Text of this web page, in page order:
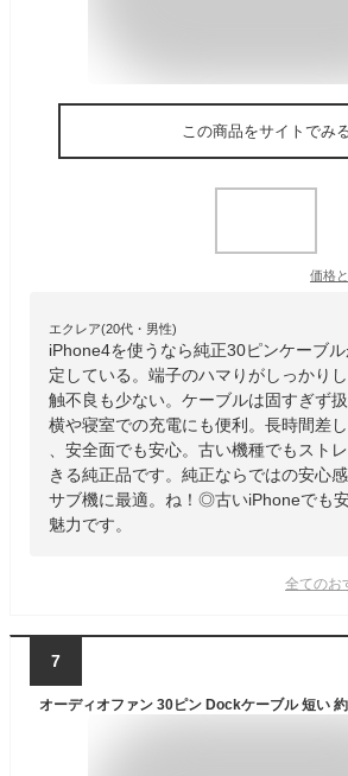
この商品をサイトでみ
価格
エクレア(20代・男性)
iPhone4を使うなら純正30ピンケーブ
定している。端子のハマりがしっかり
触不良も少ない。ケーブルは固すぎず
横や寝室での充電にも便利。長時間差
、安全面でも安心。古い機種でもスト
きる純正品です。純正ならではの安心
サブ機に最適。ね！◎古いiPhoneでも
魅力です。
全てのお
7